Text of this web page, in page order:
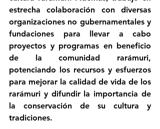
estrecha colaboración con diversas
organizaciones no gubernamentales y
fundaciones para llevar a cabo
proyectos y programas en beneficio
de la comunidad rarámuri,
potenciando los recursos y esfuerzos
para mejorar la calidad de vida de los
rarámuri y difundir la importancia de
la conservación de su cultura y
tradiciones.